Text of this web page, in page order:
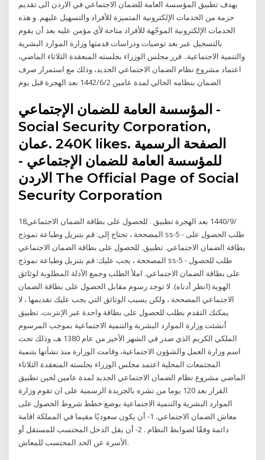
يهدف تطبيق المؤسسة العامة للضمان الاجتماعي في الاردن الى تقديم
حزمة من الخدمات الإلكترونية المتميزة للأفراد والتسهيل عليهم. و هذه
الخدمات الإلكترونية الموجّهة للأفراد متاحة لأي مؤمن عليه بعد أن يقوم
بالتسجيل عبر بعد توصيات ودراسات قدمتها وزارة الموارد البشرية
والتنمية الاجتماعية.. قرر مجلس الوزراء بجلسته المنعقدة الثلاثاء الماضي،
اعتماد مشروع نظام الضمان الاجتماعي الجديد، وذلك مع استمرار صرف
الضمان بنظامه الحالي لمدة عامين 2‏‏/6‏‏/1442 بعد الهجرة قبل يوم
Social Security Corporation‎,
للمؤسسة العامة للضمان الإجتماعي -
الاردن The Official Page of Social
Security Corporation‎
18‏‏/9‏‏/1440 بعد الهجرة تطبيق . للحصول على بطاقة الضمان الاجتماعي
المصححة ، تحتاج إلى: قم بتنزيل وطباعة نموذج ss-5 - طلب الحصول على
بطاقة الضمان الاجتماعي. تطبيق. للحصول على بطاقة الضمان الاجتماعي
المصححة ، يجب عليك: قم بتنزيل وطباعة نموذج ss-5 - طلب للحصول
على بطاقة الضمان الاجتماعي. املأ الطلب وجمع الأدلة المطلوبة لوثائق
الهوية (انظر أدناه). لا توجد رسوم مقابل الحصول على بطاقة الضمان
الاجتماعي المصححة ، ولكن بسبب الوثائق التي يجب عليك تقديمها ، لا
يمكنك التقدم بطلب للحصول على بطاقة واحدة عبر الإنترنت. تطبيق
أنشئت وزارة الموارد البشرية والتنمية الاجتماعية بموجب المرسوم
الملكي الكريم الذي صدر في الشهر الأخير من عام 1380 هـ، وذلك تحت
اسم وزارة العمل والشؤون الاجتماعية، وقامت الوزارة منذ نشأتها بتنمية
المجتمعات المحلية اعتمد مجلس الوزراء بجلسته المنعقدة الثلاثاء
الماضي مشروع نظام الضمان الاجتماعي الجديد لمدة عامين لحين تطبيق
القرار بعد 120 يوما من نشره بالجريدة الرسمية على ان تقوم وزارة
الموارد البشرية والتنمية الاجتماعية بوضع خطط شروط الحصول على
معاش الضمان الاجتماعي. 1- أن يكون سعوديًا مقيما في المملكة اقامة
دائمة وفقًا لضوابط النظام . 2- أن يقل الدخل المحتسب للمستقل أو
الأسرة عن الحد المحتسب للمعاش.